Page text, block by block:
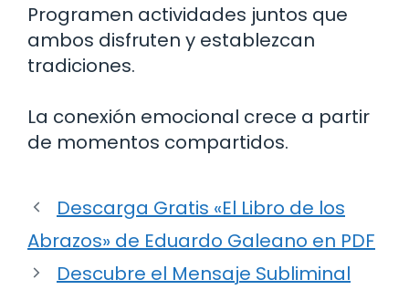
Programen actividades juntos que
ambos disfruten y establezcan
tradiciones.
La conexión emocional crece a partir
de momentos compartidos.
Descarga Gratis «El Libro de los
Abrazos» de Eduardo Galeano en PDF
Descubre el Mensaje Subliminal